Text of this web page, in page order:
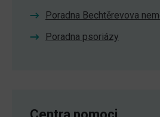
Poradna Bechtěrevova
Poradna psoriázy